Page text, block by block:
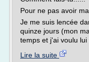
Pour ne pas avoir
Je me suis lencée
quinze jours (mon
temps et j'ai voulu lui
Lire la suite